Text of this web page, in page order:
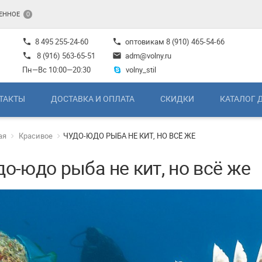
0
phone 8 495 255-24-60
phone
8 (916) 563-65-51
Пн—Вс 10:00—20:30
phone оптовикам 8 (910) 465-54-66
mail adm@volny.ru
volny_stil
ДОСТАВКА И ОПЛАТА СКИДКИ КАТАЛОГ
Красивое ЧУДО-ЮДО РЫБА НЕ КИТ, НО ВСЁ ЖЕ
юдо рыба не кит, но всё же